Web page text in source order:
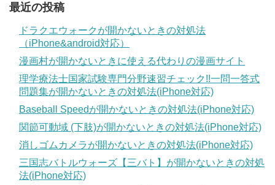
最近の投稿
ドラクエウォークが開かないときの対処法
（iPhone&android対応）
漫画村が開かないときに使える代わりの漫画サイト
理学療法士国家試験専門分野速習チェック!!一問一答式
問題集が開かないときの対処法(iPhone対応)
Baseball Speedが開かないときの対処法(iPhone対応)
関節可動域 (下肢)が開かないときの対処法(iPhone対応)
消しゴムカメラが開かないときの対処法(iPhone対応)
三国志バトルウォーズ【三バト】が開かないときの対処
法(iPhone対応)